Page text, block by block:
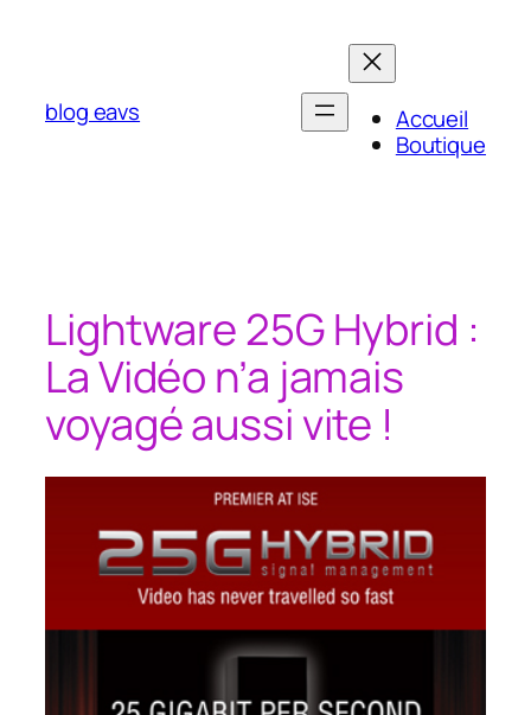
blog eavs
Accueil
Boutique
Lightware 25G Hybrid :
La Vidéo n’a jamais
voyagé aussi vite !